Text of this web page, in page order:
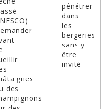
des
pénétrer
dans
les
bergeries
sans y
être
invité